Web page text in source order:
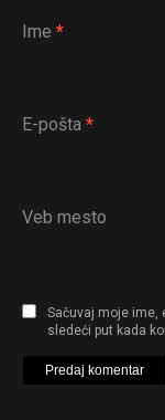
Ime *
E-pošta *
Veb mesto
Sačuvaj moje ime,
sledeći put kada